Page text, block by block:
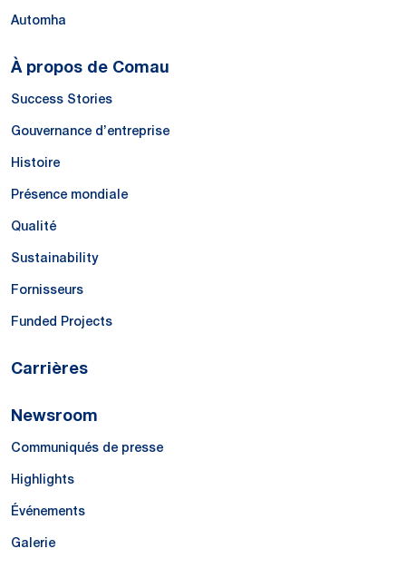
Automha
À propos de Comau
Success Stories
Gouvernance d’entreprise
Histoire
Présence mondiale
Qualité
Sustainability
Fornisseurs
Funded Projects
Carrières
Newsroom
Communiqués de presse
Highlights
Événements
Galerie